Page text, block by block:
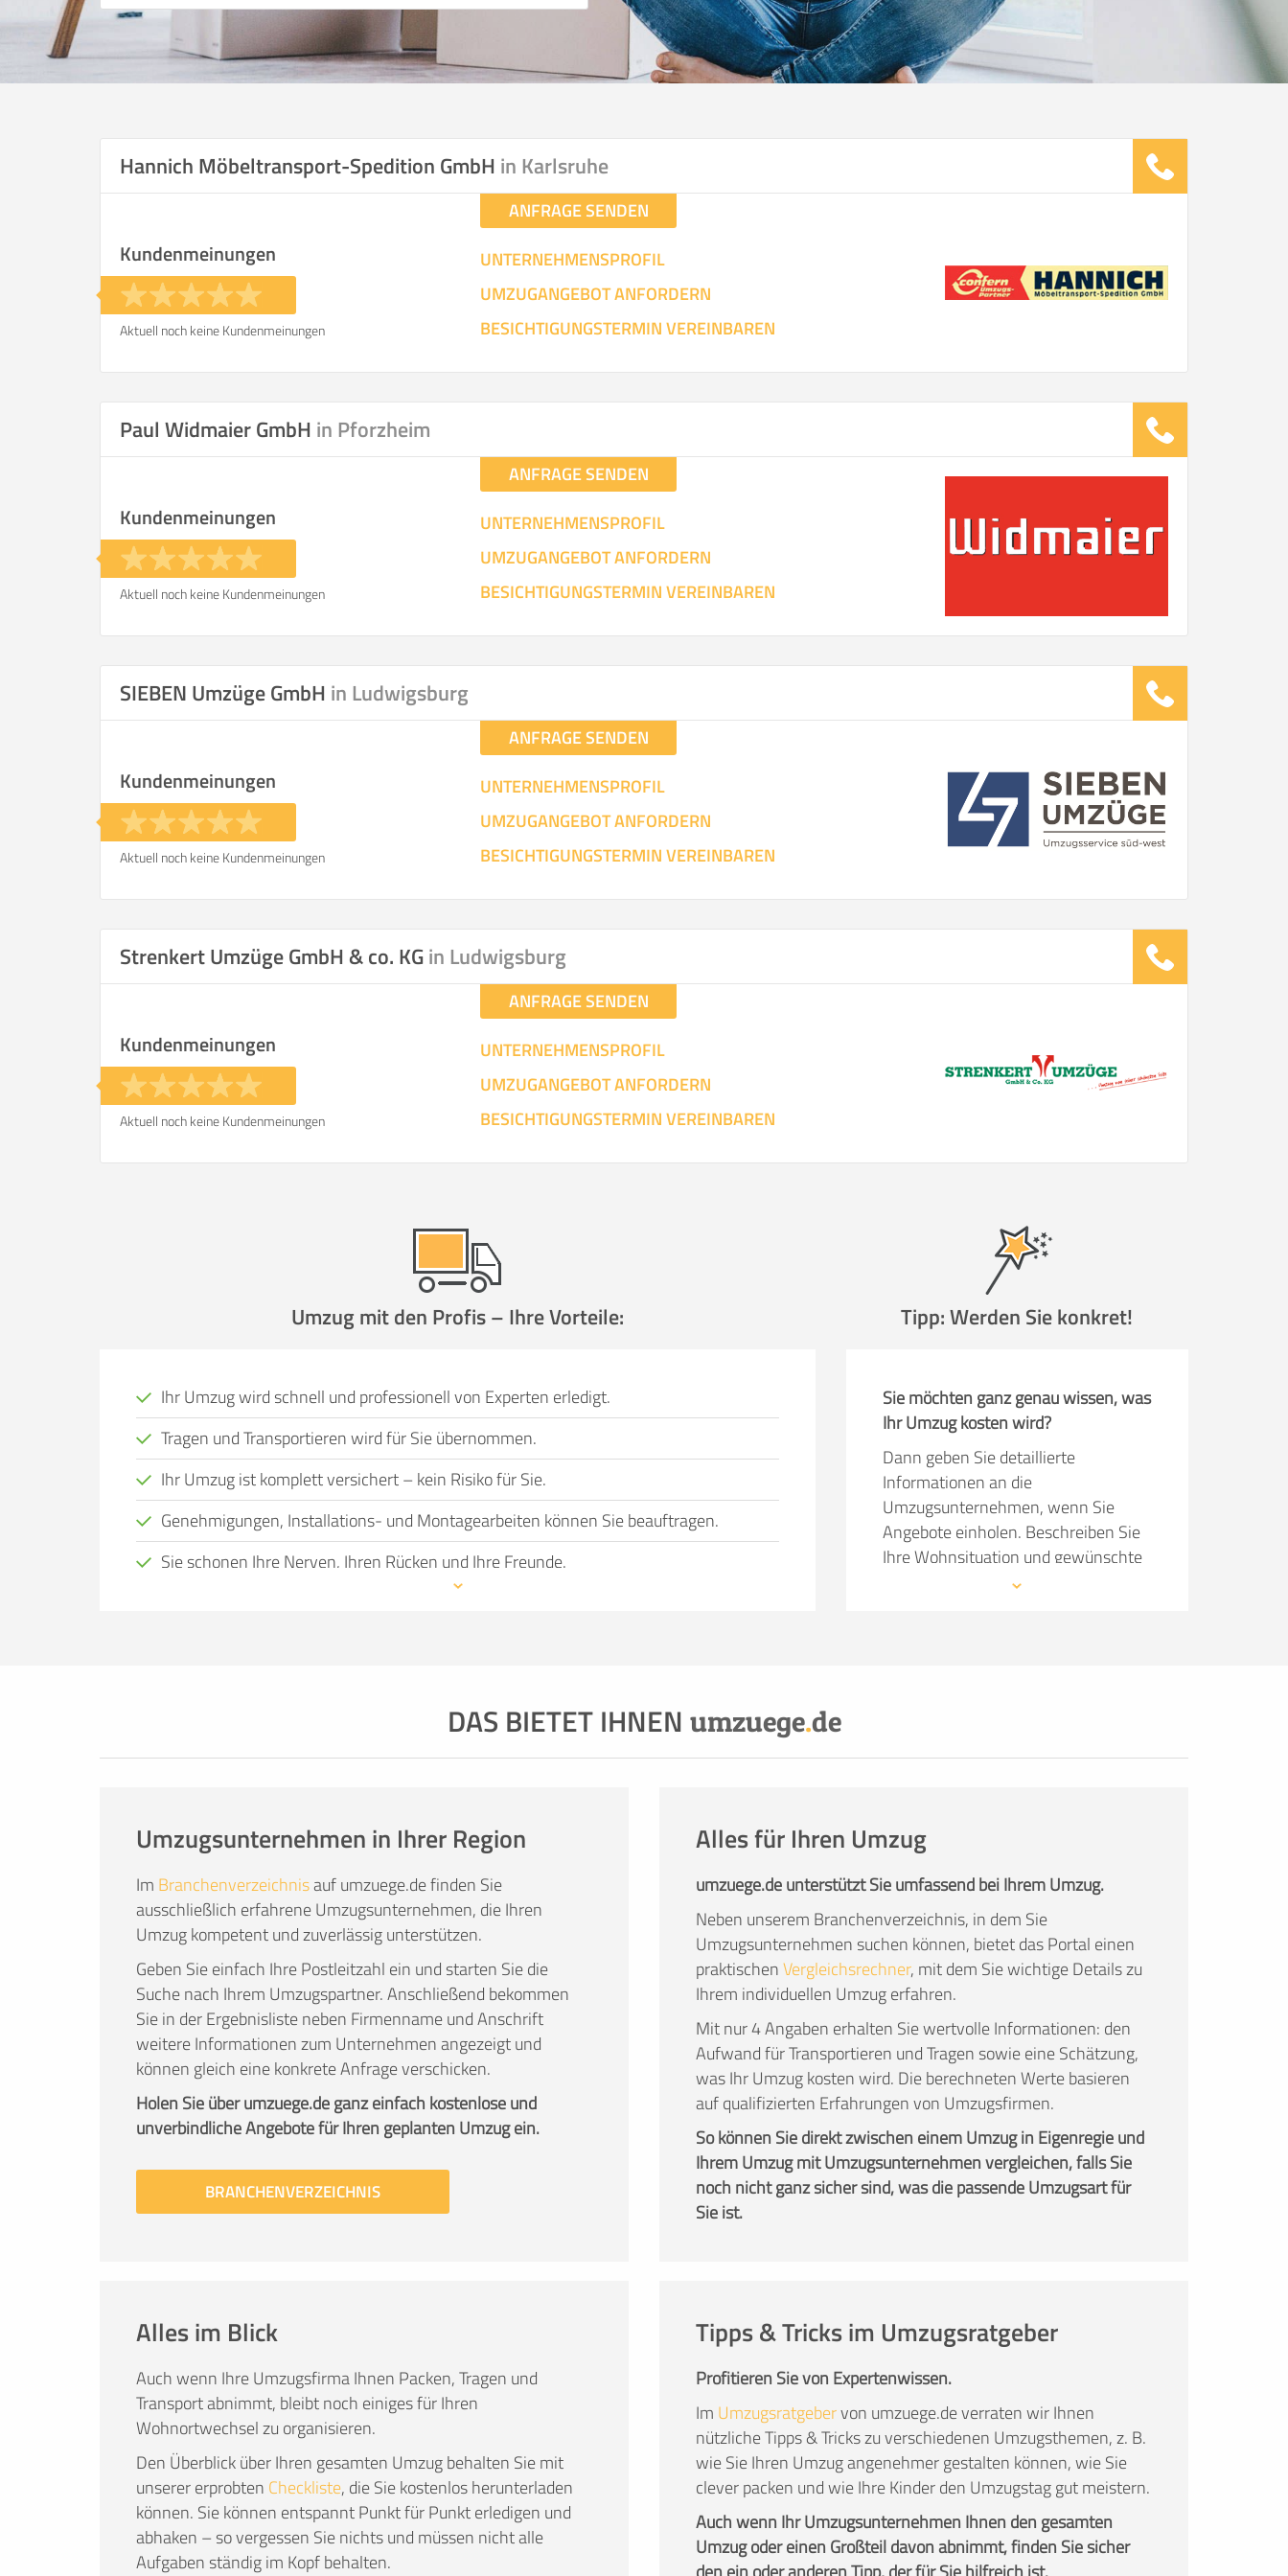
Hannich Möbeltransport-Spedition GmbH in Karlsruhe
ANFRAGE SENDEN
UNTERNEHMENSPROFIL
UMZUGANGEBOT ANFORDERN
BESICHTIGUNGSTERMIN VEREINBAREN
Kundenmeinungen
Aktuell noch keine Kundenmeinungen
Paul Widmaier GmbH in Pforzheim
ANFRAGE SENDEN
UNTERNEHMENSPROFIL
UMZUGANGEBOT ANFORDERN
BESICHTIGUNGSTERMIN VEREINBAREN
Kundenmeinungen
Aktuell noch keine Kundenmeinungen
SIEBEN Umzüge GmbH in Ludwigsburg
ANFRAGE SENDEN
UNTERNEHMENSPROFIL
UMZUGANGEBOT ANFORDERN
BESICHTIGUNGSTERMIN VEREINBAREN
Kundenmeinungen
Aktuell noch keine Kundenmeinungen
Strenkert Umzüge GmbH & co. KGin Ludwigsburg
ANFRAGE SENDEN
UNTERNEHMENSPROFIL
UMZUGANGEBOT ANFORDERN
BESICHTIGUNGSTERMIN VEREINBAREN
Kundenmeinungen
Aktuell noch keine Kundenmeinungen
Umzug mit den Profis – Ihre Vorteile:
Ihr Umzug wird schnell und professionell von Experten erledigt.
Tragen und Transportieren wird für Sie übernommen.
Ihr Umzug ist komplett versichert – kein Risiko für Sie.
Genehmigungen, Installations- und Montagearbeiten können Sie beauftragen.
Sie schonen Ihre Nerven, Ihren Rücken und Ihre Freunde.
entspannt wie möglich zu gestalten und die Dienstleistung und Qualität von Profis in
Tipp: Werden Sie konkret!
Sie möchten ganz genau wissen, was
Ihr Umzug kosten wird?
Dann geben Sie detaillierte
Informationen an die
Umzugsunternehmen, wenn Sie
Angebote einholen. Beschreiben Sie
Ihre Wohnsituation und gewünschte
Serviceleistungen so präzise wie
DAS BIETET IHNEN umzuege.de
Umzugsunternehmen in Ihrer Region
Im Branchenverzeichnisauf umzuege.de finden Sie
ausschließlich erfahrene Umzugsunternehmen, die Ihren
Umzug kompetent und zuverlässig unterstützen.
Geben Sie einfach Ihre Postleitzahl ein und starten Sie die
Suche nach Ihrem Umzugspartner. Anschließend bekommen
Sie in der Ergebnisliste neben Firmenname und Anschrift
weitere Informationen zum Unternehmen angezeigt und
können gleich eine konkrete Anfrage verschicken.
Holen Sie über umzuege.de ganz einfach kostenlose und
unverbindliche Angebote für Ihren geplanten Umzug ein.
BRANCHENVERZEICHNIS
Alles für Ihren Umzug
umzuege.de unterstützt Sie umfassend bei Ihrem Umzug.
Neben unserem Branchenverzeichnis, in dem Sie
Umzugsunternehmen suchen können, bietet das Portal einen
praktischenVergleichsrechner, mit dem Sie wichtige Details zu
Ihrem individuellen Umzug erfahren.
Mit nur 4 Angaben erhalten Sie wertvolle Informationen: den
Aufwand für Transportieren und Tragen sowie eine Schätzung,
was Ihr Umzug kosten wird. Die berechneten Werte basieren
auf qualifizierten Erfahrungen von Umzugsfirmen.
So können Sie direkt zwischen einem Umzug in Eigenregie und
Ihrem Umzug mit Umzugsunternehmen vergleichen, falls Sie
noch nicht ganz sicher sind, was die passende Umzugsart für
Sie ist.
Alles im Blick
Auch wenn Ihre Umzugsfirma Ihnen Packen, Tragen und
Transport abnimmt, bleibt noch einiges für Ihren
Wohnortwechsel zu organisieren.
Den Überblick über Ihren gesamten Umzug behalten Sie mit
unserer erprobten Checkliste, die Sie kostenlos herunterladen
können. Sie können entspannt Punkt für Punkt erledigen und
abhaken – so vergessen Sie nichts und müssen nicht alle
Aufgaben ständig im Kopf behalten.
Tipps & Tricks im Umzugsratgeber
Profitieren Sie von Expertenwissen.
Im Umzugsratgebervon umzuege.de verraten wir Ihnen
nützliche Tipps & Tricks zu verschiedenen Umzugsthemen, z. B.
wie Sie Ihren Umzug angenehmer gestalten können, wie Sie
clever packen und wie Ihre Kinder den Umzugstag gut meistern.
Auch wenn Ihr Umzugsunternehmen Ihnen den gesamten
Umzug oder einen Großteil davon abnimmt, finden Sie sicher